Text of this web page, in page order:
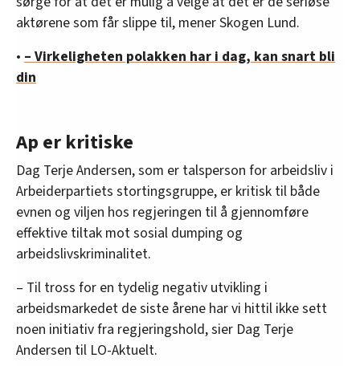
aktørene som får slippe til, mener Skogen Lund.
• – Virkeligheten polakken har i dag, kan snart bli
din
Ap er kritiske
Dag Terje Andersen, som er talsperson for arbeidsliv i
Arbeiderpartiets stortingsgruppe, er kritisk til både
evnen og viljen hos regjeringen til å gjennomføre
effektive tiltak mot sosial dumping og
arbeidslivskriminalitet.
– Til tross for en tydelig negativ utvikling i
arbeidsmarkedet de siste årene har vi hittil ikke sett
noen initiativ fra regjeringshold, sier Dag Terje
Andersen til LO-Aktuelt.